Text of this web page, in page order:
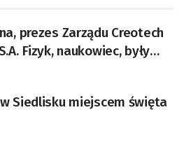
prezes Zarządu Creotech
były
w Genewie,
nauk fizycznych,
Sektorowej ds.
Lotniczo-
Siedlisku miejscem święta